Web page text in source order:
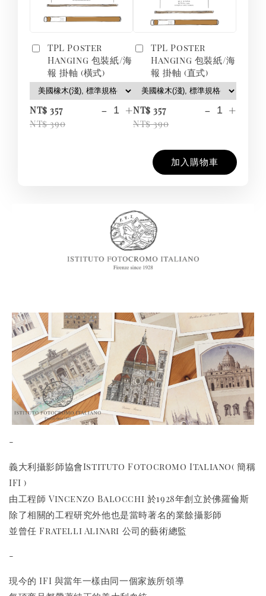
TPL Poster
Hanging 包裝紙/海
報 掛軸 (橫式)
NT$ 357
NT$ 390
- +
TPL Poster
Hanging 包裝紙/海
報 掛軸 (直式)
NT$ 357
NT$ 390
- +
加入購物車
-
義大利攝影師協會Istituto Fotocromo Italiano( 簡稱
IFI )
由工程師 Vincenzo Balocchi 於1928年創立於佛羅倫斯
除了相關的工程研究外他也是當時著名的業餘攝影師
並曾任 Fratelli Alinari 公司的藝術總監
-
現今的 IFI 與當年一樣由同一個家族所領導